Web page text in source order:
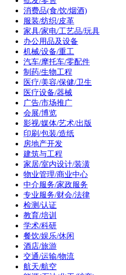
消费品(食/饮/烟酒)
服装/纺织/皮革
家具/家电/工艺品/玩具
办公用品及设备
机械/设备/重工
汽车/摩托车/零配件
制药/生物工程
医疗/美容/保健/卫生
医疗设备/器械
广告/市场推广
会展/博览
影视/媒体/艺术/出版
印刷/包装/造纸
房地产开发
建筑与工程
家居/室内设计/装潢
物业管理/商业中心
中介服务/家政服务
专业服务/财会/法律
检测/认证
教育/培训
学术/科研
餐饮/娱乐/休闲
酒店/旅游
交通/运输/物流
航天/航空